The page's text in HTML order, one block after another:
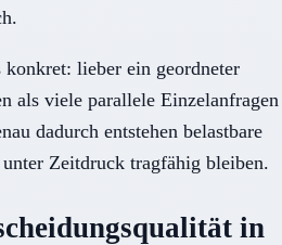
lieber ein geordneter
als viele parallele Einzelanfragen
dadurch entstehen belastbare
Zeitdruck tragfähig bleiben.
in